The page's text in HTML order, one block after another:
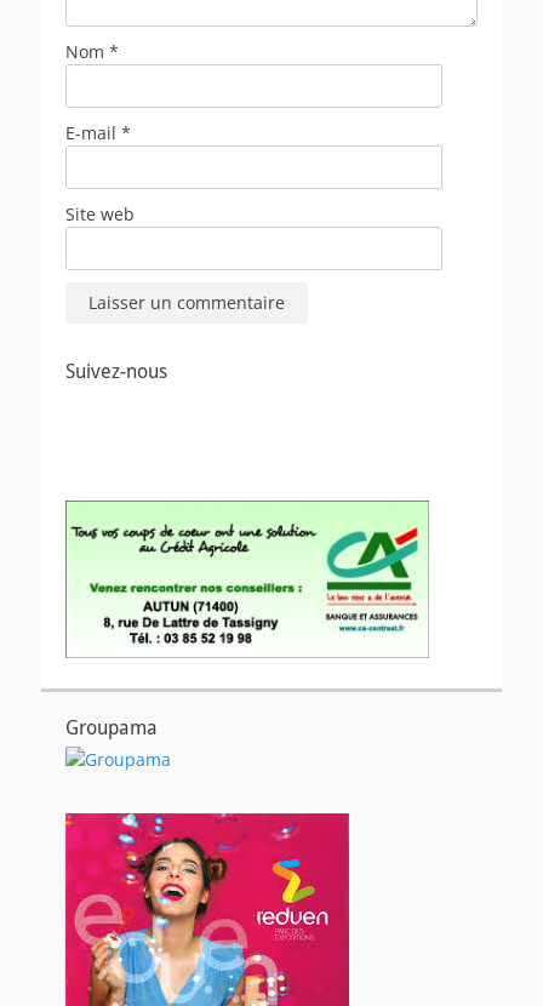
Nom *
E-mail *
Site web
Suivez-nous
Groupama